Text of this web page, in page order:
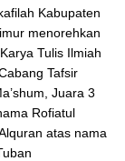
Kabupaten
menorehkan
Tulis Ilmiah
Tafsir
Juara 3
Rofiatul
atas nama